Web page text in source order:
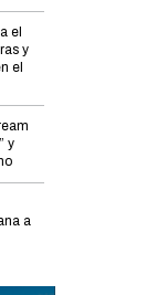
de Diputados
el
y
el
y
a